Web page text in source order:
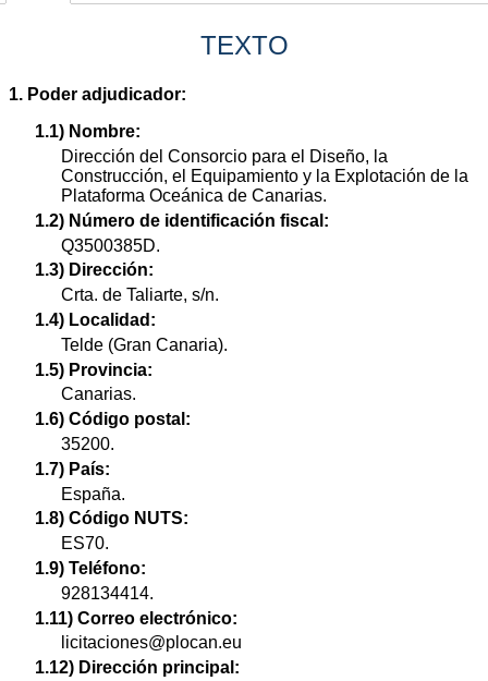
TEXTO
1. Poder adjudicador:
1.1) Nombre:
Dirección del Consorcio para el Diseño, la
Construcción, el Equipamiento y la Explotación de la
Plataforma Oceánica de Canarias.
1.2) Número de identificación fiscal:
Q3500385D.
1.3) Dirección:
Crta. de Taliarte, s/n.
1.4) Localidad:
Telde (Gran Canaria).
1.5) Provincia:
Canarias.
1.6) Código postal:
35200.
1.7) País:
España.
1.8) Código NUTS:
ES70.
1.9) Teléfono:
928134414.
1.11) Correo electrónico:
licitaciones@plocan.eu
1.12) Dirección principal: